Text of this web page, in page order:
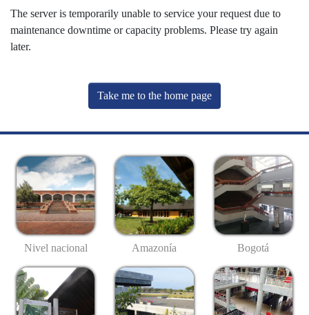
The server is temporarily unable to service your request due to
maintenance downtime or capacity problems. Please try again
later.
Take me to the home page
Nivel nacional Amazonía Bogotá